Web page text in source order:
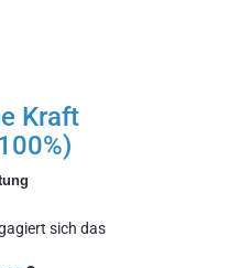
Kraft
sich das